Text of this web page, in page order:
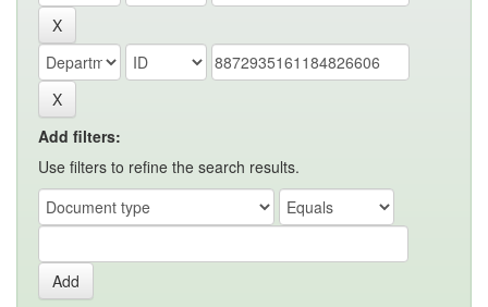
Add filters:
Use filters to refine the search results.